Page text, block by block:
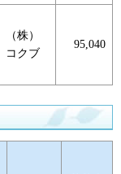
（株）
コクブ
95,040